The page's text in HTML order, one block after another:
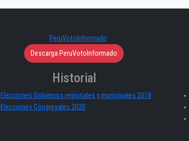
Descarga PeruVotoInformado
Historial
Elecciones Gobiernos regionales y municipales 2018
Elecciones Congresales 2020